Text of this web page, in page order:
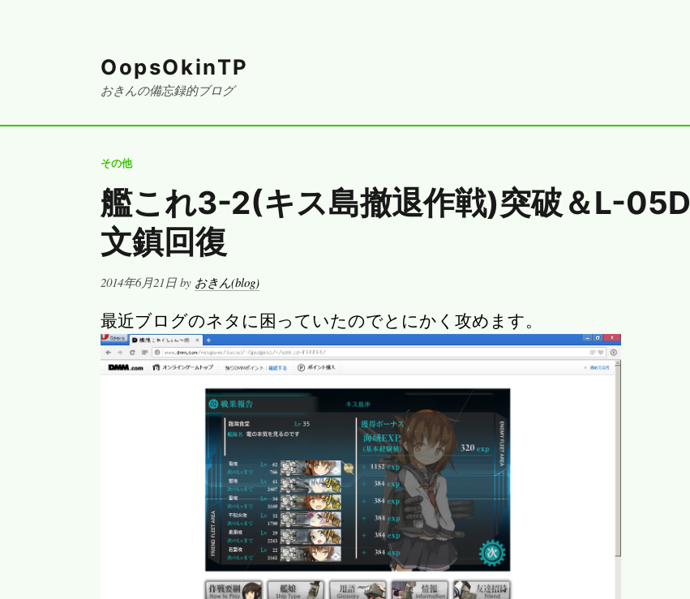
OopsOkinTP
おきんの備忘録的ブログ
その他
艦これ3-2(キス島撤退作戦)突破＆L-05D
文鎮回復
Posted
2014年6月21日 by おきん(blog)
最近ブログのネタに困っていたのでとにかく攻めます。